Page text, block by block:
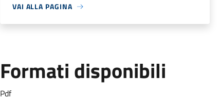
VAI ALLA PAGINA
Formati disponibili
Pdf